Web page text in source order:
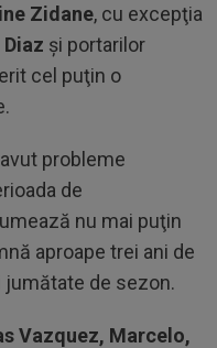
Zidane, cu excepţia
şi portarilor
cel puţin o
probleme
de
nu mai puţin
aproape trei ani de
de sezon.
Vazquez, Marcelo,